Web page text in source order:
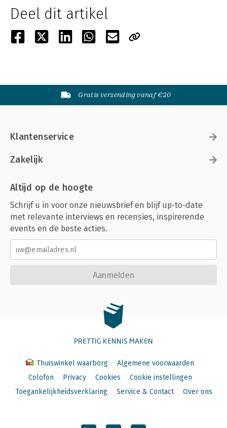
Deel dit artikel
Gratis verzending vanaf €20
Klantenservice
Zakelijk
Altijd op de hoogte
Schrijf u in voor onze nieuwsbrief en blijf up-to-date
met relevante interviews en recensies, inspirerende
events en de beste acties.
Aanmelden
PRETTIG KENNIS MAKEN
Thuiswinkel waarborg
Algemene voorwaarden
Colofon
Privacy Cookies
Cookie instellingen
Toegankelijkheidsverklaring
Service & Contact Over ons